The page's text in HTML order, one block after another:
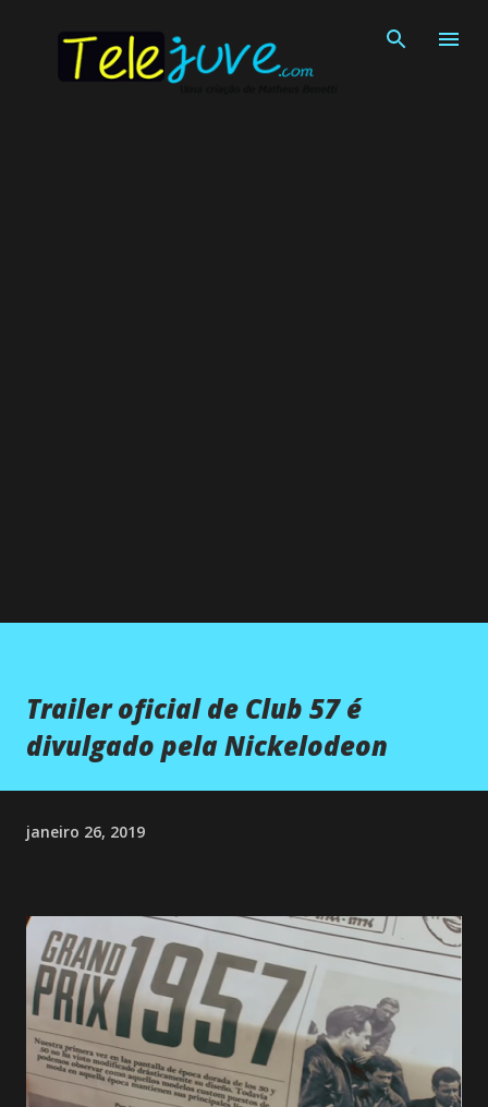
Trailer oficial de Club 57 é
divulgado pela Nickelodeon
janeiro 26, 2019